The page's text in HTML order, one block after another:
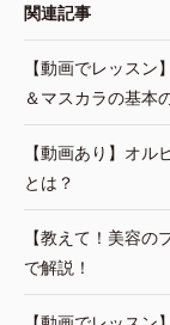
関連記事
【動画でレッス
＆マスカラの基本
【動画あり】オ
とは？
【教えて！美容
で解説！